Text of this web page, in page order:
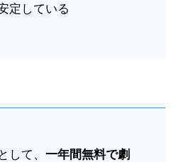
定している
して、 一年間無料で劇